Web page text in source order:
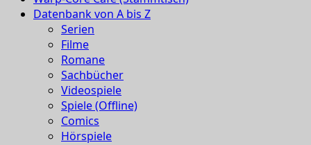
Datenbank von A bis Z
Serien
Filme
Romane
Sachbücher
Videospiele
Spiele (Offline)
Comics
Hörspiele